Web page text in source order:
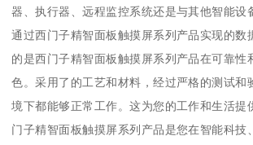
器、执行器、远程监控系统还是与其他智能设
通过西门子精智面板触摸屏系列产品实现的数
的是西门子精智面板触摸屏系列产品在可靠性
色。采用了的工艺和材料，经过严格的测试和
境下都能够正常工作。这为您的工作和生活提
门子精智面板触摸屏系列产品是您在智能科技